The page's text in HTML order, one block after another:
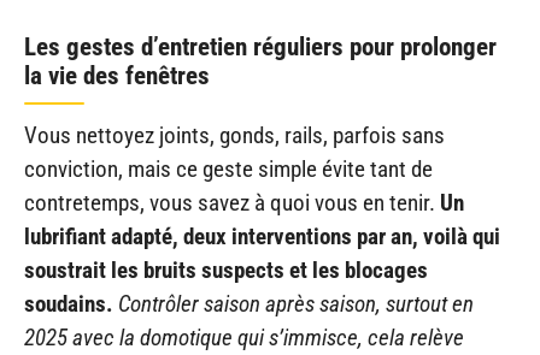
Les gestes d’entretien réguliers pour prolonger
la vie des fenêtres
Vous nettoyez joints, gonds, rails, parfois sans
conviction, mais ce geste simple évite tant de
contretemps, vous savez à quoi vous en tenir. Un
lubrifiant adapté, deux interventions par an, voilà qui
soustrait les bruits suspects et les blocages
soudains. Contrôler saison après saison, surtout en
2025 avec la domotique qui s’immisce, cela relève